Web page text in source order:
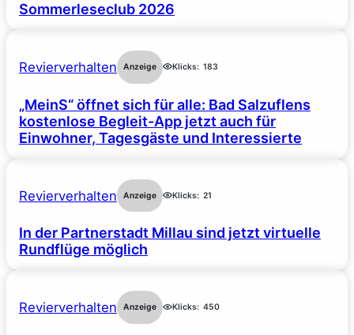
Sommerleseclub 2026
Revierverhalten Anzeige Klicks: 183
„MeinS“ öffnet sich für alle: Bad Salzuflens
kostenlose Begleit-App jetzt auch für
Einwohner, Tagesgäste und Interessierte
Revierverhalten Anzeige Klicks: 21
In der Partnerstadt Millau sind jetzt virtuelle
Rundflüge möglich
Revierverhalten Anzeige Klicks: 450